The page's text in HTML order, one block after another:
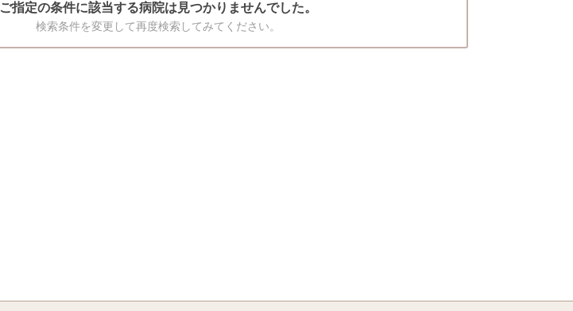
ご指定の条件に該当する病院は見つかりませんでした。
検索条件を変更して再度検索してみてください。